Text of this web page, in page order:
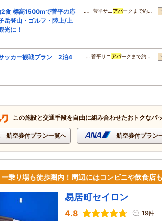
2食 標高1500mで菅平の応
岳登山・ゴルフ・陸上/上
光に！
…、菅平サニ アパークまで約…
ッカー観戦プラン 2泊4
… 菅平サニ アパークまで約…
この施設と交通手段を自由に組み合わせたおトクなパ
航空券付プラン一覧へ 航空券付プラン
乗り場も徒歩圏内！周辺にはコンビニや飲食店も
易居町セイロン
4.8 19件